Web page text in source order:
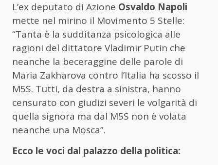
L’ex deputato di Azione Osvaldo Napoli
mette nel mirino il Movimento 5 Stelle:
“Tanta è la sudditanza psicologica alle
ragioni del dittatore Vladimir Putin che
neanche la beceraggine delle parole di
Maria Zakharova contro l’Italia ha scosso il
M5S. Tutti, da destra a sinistra, hanno
censurato con giudizi severi le volgarità di
quella signora ma dal M5S non è volata
neanche una Mosca”.
Ecco le voci dal palazzo della politica: